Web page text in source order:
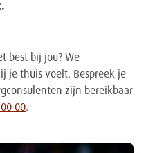
best bij jou? We
je thuis voelt. Bespreek je
zijn bereikbaar
00.